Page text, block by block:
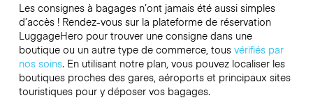
Les consignes à bagages n’ont jamais été aussi simples
d’accès ! Rendez-vous sur la plateforme de réservation
LuggageHero pour trouver une consigne dans une
boutique ou un autre type de commerce, tous vérifiés par
nos soins. En utilisant notre plan, vous pouvez localiser les
boutiques proches des gares, aéroports et principaux sites
touristiques pour y déposer vos bagages.